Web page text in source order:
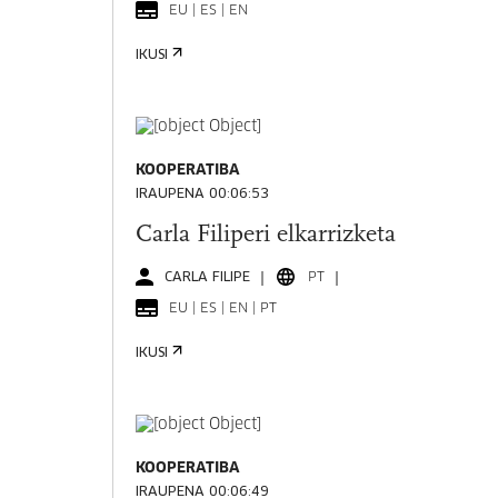
EU | ES | EN
IKUSI
KOOPERATIBA
IRAUPENA 00:06:53
Carla Filiperi elkarrizketa
CARLA FILIPE PT
EU | ES | EN | PT
IKUSI
KOOPERATIBA
IRAUPENA 00:06:49